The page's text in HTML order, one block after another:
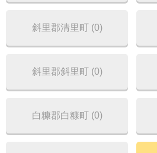
斜里郡清里町 (0)
斜里郡斜里町 (0)
白糠郡白糠町 (0)